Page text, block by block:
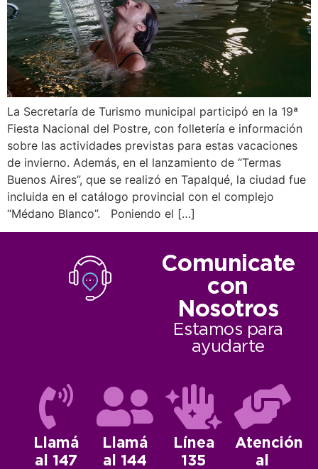
La Secretaría de Turismo municipal participó en la 19ª
Fiesta Nacional del Postre, con folletería e información
sobre las actividades previstas para estas vacaciones
de invierno. Además, en el lanzamiento de “Termas
Buenos Aires”, que se realizó en Tapalqué, la ciudad fue
incluida en el catálogo provincial con el complejo
“Médano Blanco”. Poniendo el […]
Comunicate
con
Nosotros
Estamos para
ayudarte
Llamá
al 147
Llamá
al 144
Línea
135
Atención
al